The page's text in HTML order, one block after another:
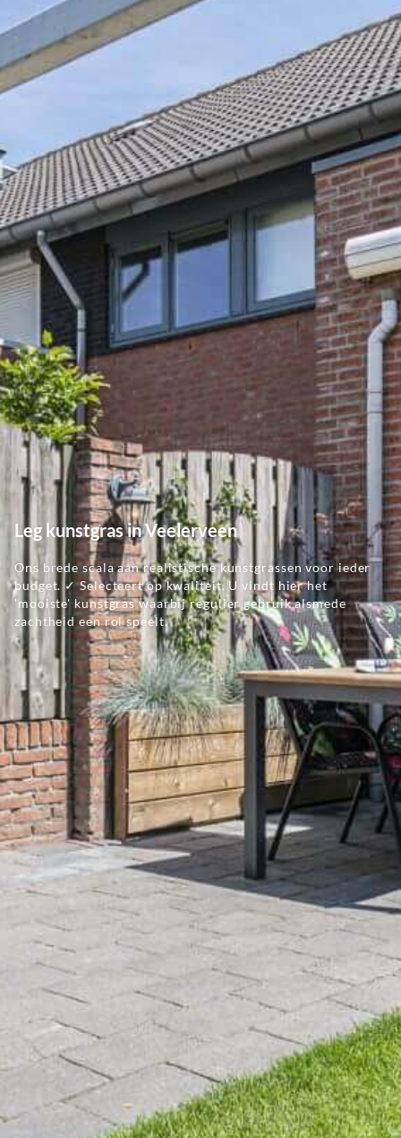
Leg kunstgras in Veelerveen
Ons brede scala aan realistische kunstgrassen voor ieder
budget. ✓ Selecteert op kwaliteit. U vindt hier het
'mooiste' kunstgras waarbij regulier gebruik alsmede
zachtheid een rol speelt.